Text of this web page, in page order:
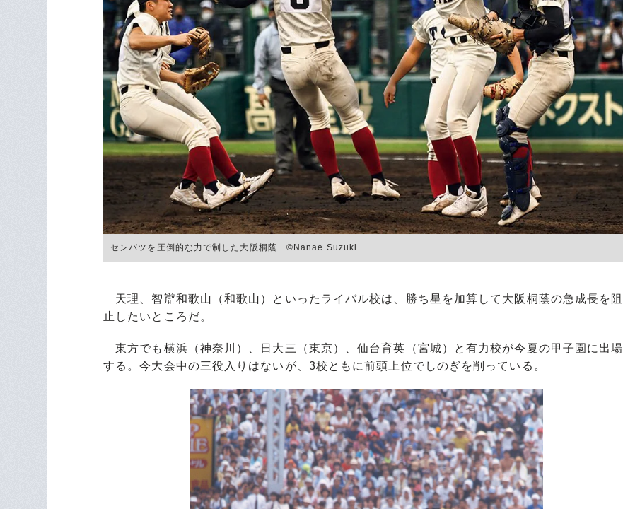
センバツを圧倒的な力で制した大阪桐蔭 ©Nanae Suzuki
天理、智辯和歌山（和歌山）といったライバル校は、勝ち星を加算して大阪桐蔭の急成長を阻
止したいところだ。
東方でも横浜（神奈川）、日大三（東京）、仙台育英（宮城）と有力校が今夏の甲子園に出場
する。今大会中の三役入りはないが、3校ともに前頭上位でしのぎを削っている。